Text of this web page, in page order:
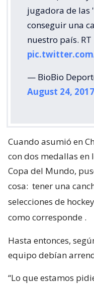
jugadora de las
conseguir una
nuestro país. RT
— BioBio
August 24, 2017
Cuando asumió en
con dos medallas en
Copa del Mundo,
cosa: tener una
selecciones de
como corresponde .
Hasta entonces,
equipo debían
“Lo que estamos